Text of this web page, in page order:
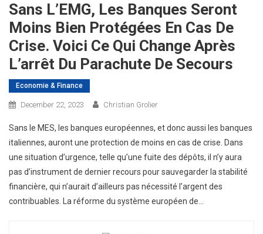
Sans L’EMG, Les Banques Seront
Moins Bien Protégées En Cas De
Crise. Voici Ce Qui Change Après
L’arrêt Du Parachute De Secours
Economie & Finance
December 22, 2023 Christian Grolier
Sans le MES, les banques européennes, et donc aussi les banques
italiennes, auront une protection de moins en cas de crise. Dans
une situation d’urgence, telle qu’une fuite des dépôts, il n’y aura
pas d’instrument de dernier recours pour sauvegarder la stabilité
financière, qui n’aurait d’ailleurs pas nécessité l’argent des
contribuables. La réforme du système européen de…